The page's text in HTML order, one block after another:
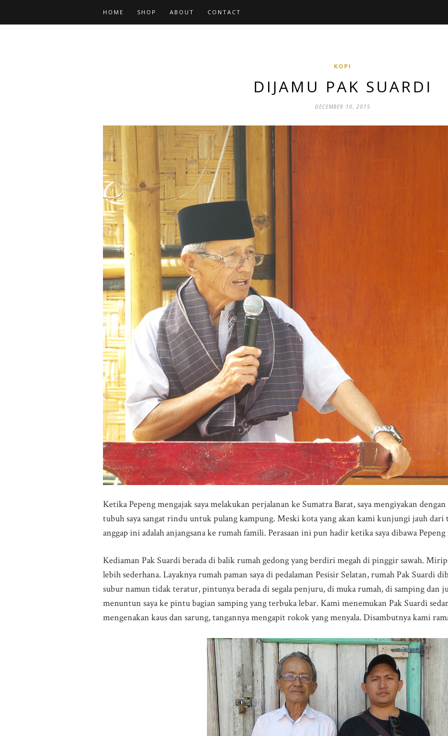
HOME SHOP ABOUT CONTACT
KOPI
DIJAMU PAK SUARDI
DECEMBER 10, 2015
Ketika Pepeng mengajak saya melakukan perjalanan ke Sumatra Barat, saya mengiyakan
tubuh saya sangat rindu untuk pulang kampung. Meski kota yang akan kami kunjungi jauh dari
anggap ini adalah anjangsana ke rumah famili. Perasaan ini pun hadir ketika saya dibawa
Kediaman Pak Suardi berada di balik rumah gedong yang berdiri megah di pinggir sawah.
lebih sederhana. Layaknya rumah paman saya di pedalaman Pesisir Selatan, rumah Pak Suardi
subur namun tidak teratur, pintunya berada di segala penjuru, di muka rumah, di samping dan
menuntun saya ke pintu bagian samping yang terbuka lebar. Kami menemukan Pak Suardi
mengenakan kaus dan sarung, tangannya mengapit rokok yang menyala. Disambutnya kami